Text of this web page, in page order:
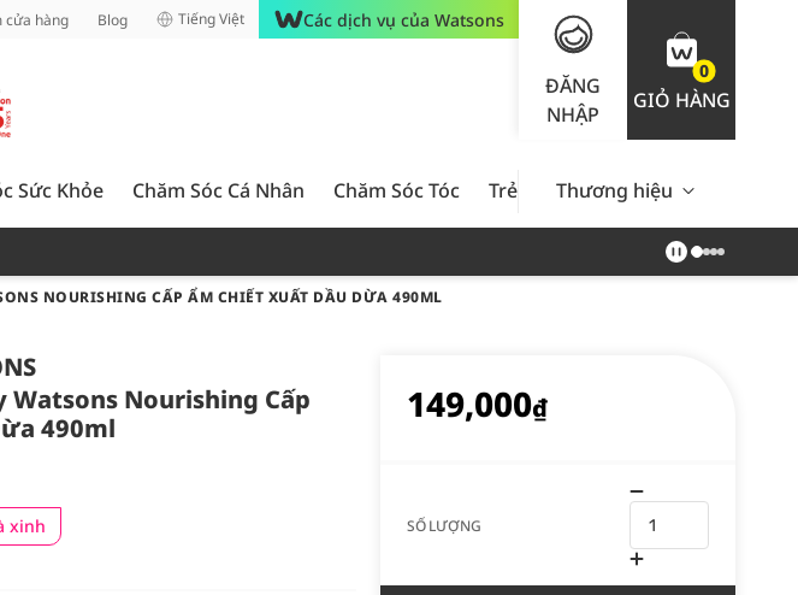
cửa hàng Blog Tiếng Việt Các dịch vụ của Watsons
ĐĂNG
NHẬP
0
GIỎ HÀNG
Sức Khỏe Chăm Sóc Cá Nhân Chăm Sóc Tóc Trẻ Em Nam Giới Chăm Sóc
Thương hiệu
NOURISHING CẤP ẨM CHIẾT XUẤT DẦU DỪA 490ML
Watsons Nourishing Cấp
490ml
xinh
149,000₫
SỐ LƯỢNG